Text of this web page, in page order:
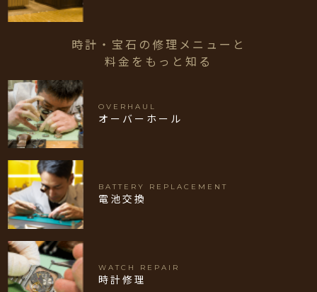
時計・宝石の修理メニューと
料金をもっと知る
OVERHAUL
オーバーホール
BATTERY REPLACEMENT
電池交換
WATCH REPAIR
時計修理